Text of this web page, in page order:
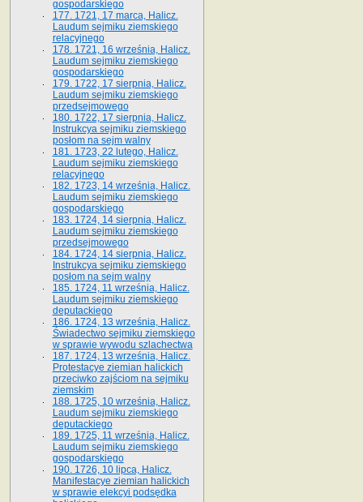
gospodarskiego
177. 1721, 17 marca, Halicz.
Laudum sejmiku ziemskiego
relacyjnego
178. 1721, 16 września, Halicz.
Laudum sejmiku ziemskiego
gospodarskiego
179. 1722, 17 sierpnia, Halicz.
Laudum sejmiku ziemskiego
przedsejmowego
180. 1722, 17 sierpnia, Halicz.
Instrukcya sejmiku ziemskiego
posłom na sejm walny
181. 1723, 22 lutego, Halicz.
Laudum sejmiku ziemskiego
relacyjnego
182. 1723, 14 września, Halicz.
Laudum sejmiku ziemskiego
gospodarskiego
183. 1724, 14 sierpnia, Halicz.
Laudum sejmiku ziemskiego
przedsejmowego
184. 1724, 14 sierpnia, Halicz.
Instrukcya sejmiku ziemskiego
posłom na sejm walny
185. 1724, 11 września, Halicz.
Laudum sejmiku ziemskiego
deputackiego
186. 1724, 13 września, Halicz.
Świadectwo sejmiku ziemskiego
w sprawie wywodu szlachectwa
187. 1724, 13 września, Halicz.
Protestacye ziemian halickich
przeciwko zajściom na sejmiku
ziemskim
188. 1725, 10 września, Halicz.
Laudum sejmiku ziemskiego
deputackiego
189. 1725, 11 września, Halicz.
Laudum sejmiku ziemskiego
gospodarskiego
190. 1726, 10 lipca, Halicz.
Manifestacye ziemian halickich
w sprawie elekcyi podsędka